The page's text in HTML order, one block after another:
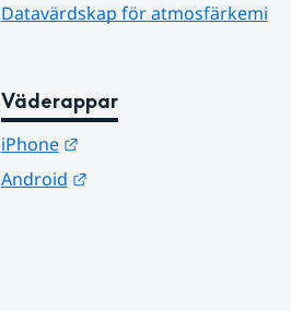
Datavärdskap för atmosfärkemi
Väderappar
iPhone
Länk till annan webbplats.
Android
Länk till annan webbplats.